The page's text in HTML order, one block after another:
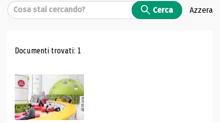
Cerca Cerca Azzera
Risultati di ricerca
Documenti trovati: 1